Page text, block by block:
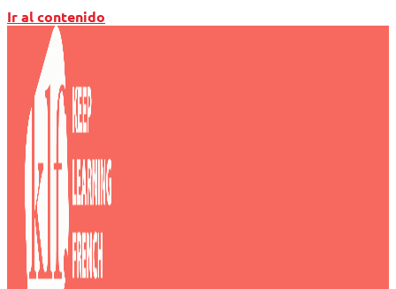
Ir al contenido